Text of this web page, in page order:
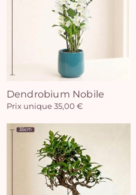
Dendrobium Nobile
Prix unique 35,00 €